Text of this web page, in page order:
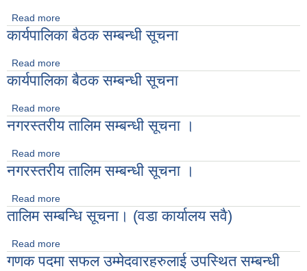
Read more
कार्यपालिका बैठक सम्बन्धी सूचना
Read more
कार्यपालिका बैठक सम्बन्धी सूचना
Read more
नगरस्तरीय तालिम सम्बन्धी सूचना ।
Read more
नगरस्तरीय तालिम सम्बन्धी सूचना ।
Read more
तालिम सम्बन्धि सूचना। (वडा कार्यालय सवै)
Read more
गणक पदमा सफल उम्मेदवारहरुलाई उपस्थित सम्बन्धी